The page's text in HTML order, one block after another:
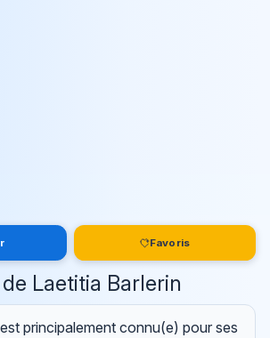
Favoris
Laetitia Barlerin
principalement connu(e) pour ses